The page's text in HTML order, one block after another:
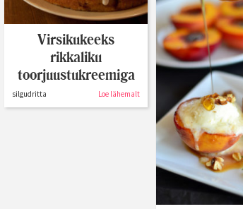
Virsikukeeks
rikkaliku
toorjuustukreemiga
silgudritta Loe lähemalt